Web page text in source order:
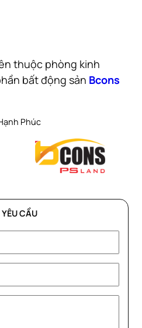
thuộc phòng kinh
bất động sản Bcons
Phúc
CẦU